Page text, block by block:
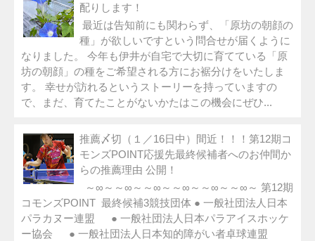
配りします！
最近は告知前にも関わらず、「原坊の朝顔の
種」が欲しいですという問合せが届くように
なりました。 今年も伊井が自宅で大切に育てている「原
坊の朝顔」の種をご希望される方にお裾分けをいたしま
す。 幸せが訪れるというストーリーを持っていますの
で、まだ、育てたことがないかたはこの機会にぜひ...
推薦〆切（１／16日中）間近！！！第12期コ
モンズPOINT応援先最終候補者へのお仲間か
らの推薦理由 公開！
～∞～～∞～～∞～～∞～～∞～～∞～ 第12期
コモンズPOINT 最終候補3競技団体 ● 一般社団法人日本
パラカヌー連盟 ● 一般社団法人日本パラアイスホッケ
ー協会 ● 一般社団法人日本知的障がい者卓球連盟